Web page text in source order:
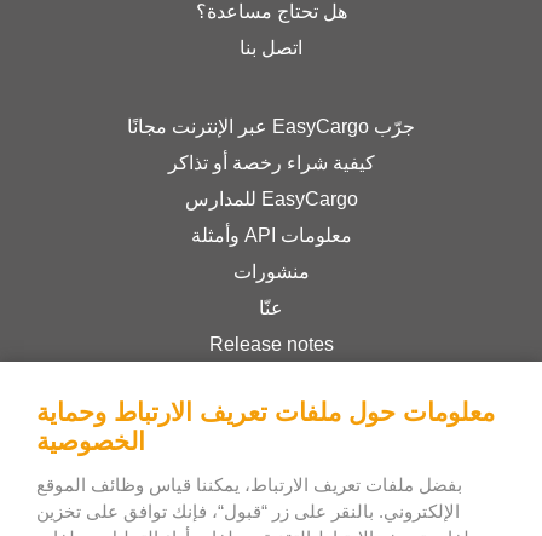
هل تحتاج مساعدة؟
اتصل بنا
جرّب EasyCargo عبر الإنترنت مجانًا
كيفية شراء رخصة أو تذاكر
EasyCargo للمدارس
معلومات API وأمثلة
منشورات
عنّا
Release notes
Terms & Conditions
Bee Interactive s.r.o
معلومات حول ملفات تعريف الارتباط وحماية
الخصوصية
بفضل ملفات تعريف الارتباط، يمكننا قياس وظائف الموقع
الإلكتروني. بالنقر على زر “قبول“، فإنك توافق على تخزين